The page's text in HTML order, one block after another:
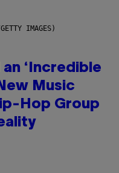
GETTY IMAGES)
‘Incredible
Music
Hop Group